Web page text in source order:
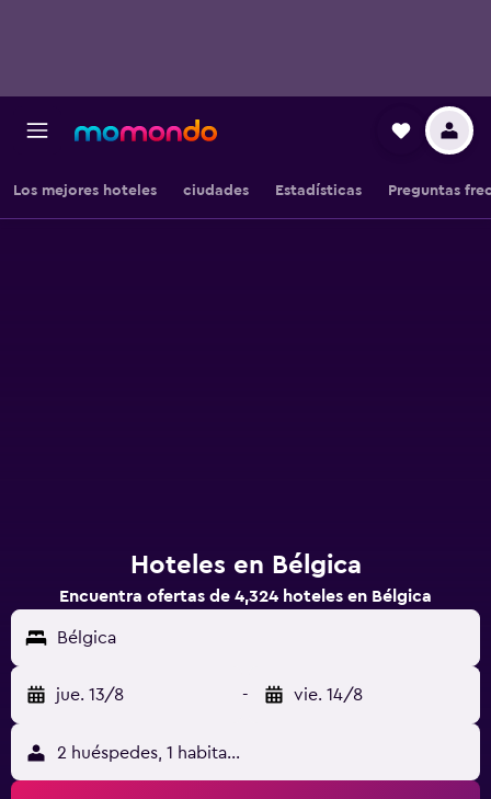
Los mejores hoteles ciudades Estadísticas Preguntas
Hoteles en Bélgica
Encuentra ofertas de 4,324 hoteles en Bélgica
Bélgica
jue. 13/8 - vie. 14/8
2 huéspedes, 1 habitación